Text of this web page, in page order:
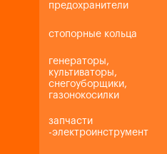
предохранители
стопорные кольца
генераторы,
культиваторы,
снегоуборщики,
газонокосилки
запчасти
-электроинструмент